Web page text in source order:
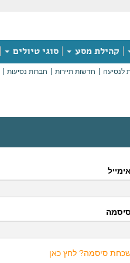
קהילת מסע סוגי טיולים
לנסיעה חדשות תיירות חברות נסיעות
אימייל
סיסמה
סיסמה? לחץ כאן